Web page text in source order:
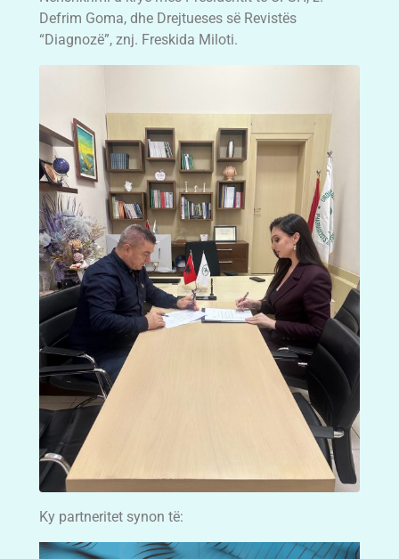
Defrim Goma, dhe Drejtueses së Revistës
“Diagnozë”, znj. Freskida Miloti.
Ky partneritet synon të: